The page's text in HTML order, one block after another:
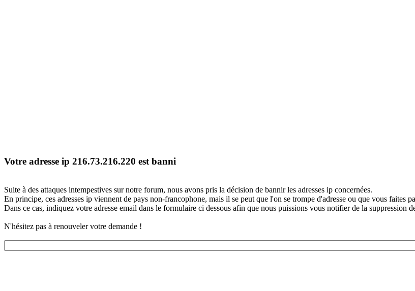
Votre adresse ip 216.73.216.220 est banni
Suite à des attaques intempestives sur notre forum, nous avons pris la décision de bannir les adresses ip concernées.
En principe, ces adresses ip viennent de pays non-francophone, mais il se peut que l'on se trompe d'adresse ou que vous faites
Dans ce cas, indiquez votre adresse email dans le formulaire ci dessous afin que nous puissions vous notifier de la suppression
N'hésitez pas à renouveler votre demande !